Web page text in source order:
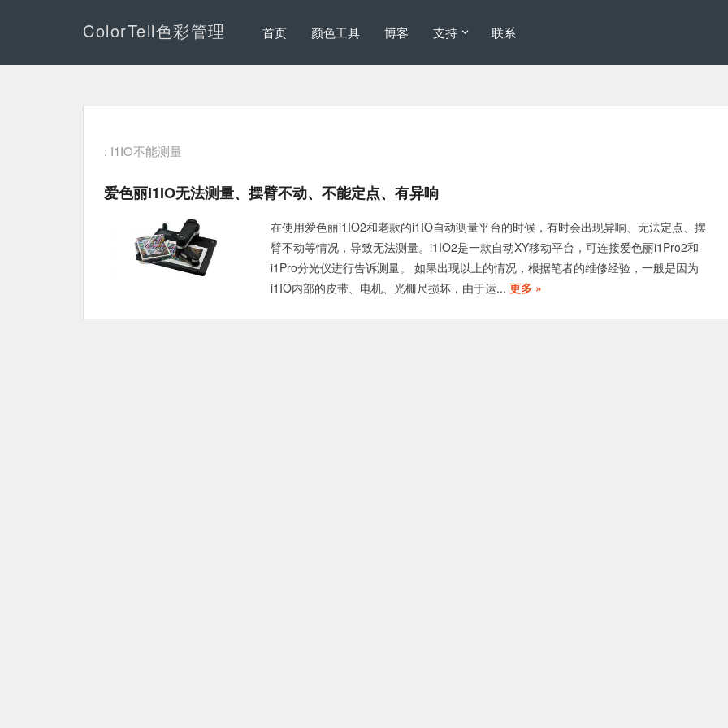
ColorTell色彩管理 首页 颜色工具 博客 支持 联系
: I1IO不能测量
爱色丽i1IO无法测量、摆臂不动、不能定点、有异响
在使用爱色丽i1IO2和老款的i1IO自动测量平台的时候，有时会出现异响、无法定点、摆
臂不动等情况，导致无法测量。i1IO2是一款自动XY移动平台，可连接爱色丽i1Pro2和
i1Pro分光仪进行告诉测量。 如果出现以上的情况，根据笔者的维修经验，一般是因为
i1IO内部的皮带、电机、光栅尺损坏，由于运... 更多 »